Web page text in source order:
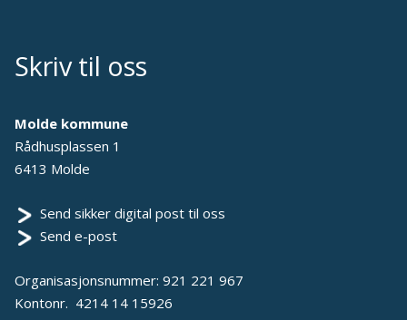
Skriv til oss
Molde kommune
Rådhusplassen 1
6413 Molde
Send sikker digital post til oss
Send e-post
Organisasjonsnummer: 921 221 967
Kontonr. 4214 14 15926